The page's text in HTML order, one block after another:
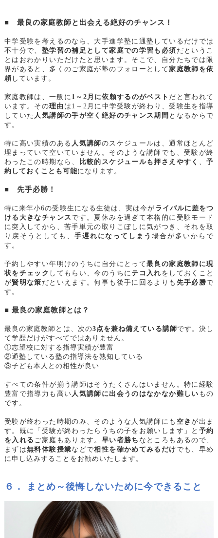
■ 最良の家庭教師と出会える絶好のチャンス！
中学受験を考えるのなら、大手進学塾に通塾しているだけでは
不十分で、 塾学習の補足として家庭での学習も必須 だというこ
とはおわかりいただけたと思います。そこで、自分たちでは限
界があると、多くのご家庭が塾のフォローとして家庭教師を依
頼 しています。
家庭教師は、一般に 1～2月に依頼するのがベスト だと言われて
います。その理由 は1～2月に中学受験が終わり、受験生を指導
していた 人気講師の手が空く絶好のチャンス期間 となるからで
す。
特に高い実績のある 人気講師のスケジュールは、通常ほとんど
埋まっていて空いていません。そのような講師でも、受験が終
わったこの時期なら、
比較的スケジュールも押さえやすく 、予
約しておくことも可能になります。
■ 先手必勝！
特に来年小6の受験生になる生徒は、実は今が ライバルに差をつ
ける大きなチャンス です。夏休みを過ぎて本格的に受験モード
に突入してから、苦手単元の取りこぼしに気がつき、それを取
り戻そうとしても、 手遅れになってしまう場合が多いからで
す。
予約しやすい年明けのうちに自分にとって最良の家庭教師に現
状をチェック してもらい、今のうちに テコ入れ をしておくこと
が賢明な策 だといえます。何事も後手に回るよりも 先手必勝で
す。
■ 最良の家庭教師とは？
最良の家庭教師とは、次の3点を兼ね備えている講師です。決し
て学歴だけがすべてではありません。
①志望校に対する指導実績が豊富
②通塾している塾の指導法を熟知している
③子ども本人との相性が良い
すべての条件が揃う講師はそうたくさんはいません。特に経験
豊富で指導力も高い 人気講師に出会うのはなかなか難しい もの
です。
受験が終わった時期のみ、そのような人気講師にも 空きが出ま
す。既に「受験が終わったらうちの子をお願いします」と 予約
を入れる ご家庭もあります。 早い者勝ち なところもあるので、
まずは無料体験授業などで相性を確かめてみるだけ でも、早め
に申し込みすることをお勧めいたします。
６． まとめ～後悔しないために今できること